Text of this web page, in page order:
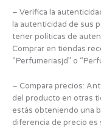
– Verifica la
la autenticidad de sus
tener políticas de
Comprar en tiendas
“Perfumeriasjd” o
– Compara precios:
del producto en otras
estás obteniendo una
diferencia de precio es